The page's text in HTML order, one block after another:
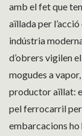
amb el fet que
aïllada per
indústria
d’obrers vigilen
mogudes a
productor aïllat:
pel ferrocarril
embarcacions ho